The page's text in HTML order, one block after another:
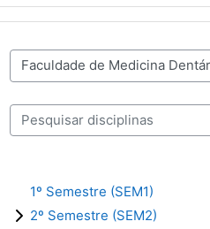
Categorias de disciplinas
Pesquisar disciplinas
1º Semestre (SEM1)
2º Semestre (SEM2)